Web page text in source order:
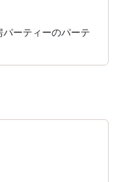
ーティーのパーテ